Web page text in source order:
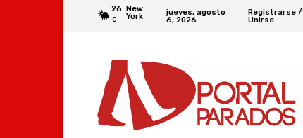
26
C
New
York
jueves, agosto
6, 2026
Registrarse /
Unirse